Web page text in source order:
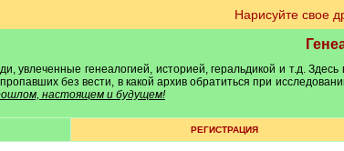
Нарисуйте свое
увлеченные генеалогией, историей, геральдикой и т.д.
без вести, в какой архив обратиться при
настоящем и будущем!
РЕГИСТРАЦИЯ